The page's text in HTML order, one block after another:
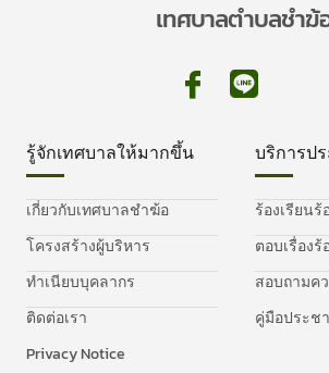
เทศบาลตำบลชำฆ้
รู้จักเทศบาลให้มากขึ้น
เกี่ยวกับเทศบาลชำฆ้อ
โครงสร้างผู้บริหาร
ทำเนียบบุคลากร
ติดต่อเรา
Privacy Notice
บริการป
ร้องเรียนร้
ตอบเรื่องร้
สอบถามค
คู่มือประช